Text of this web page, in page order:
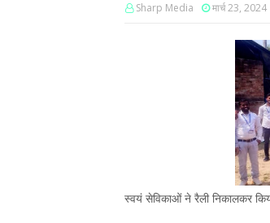
Sharp Media मार्च 23, 2024
स्वयं सेविकाओं ने रैली निकालकर